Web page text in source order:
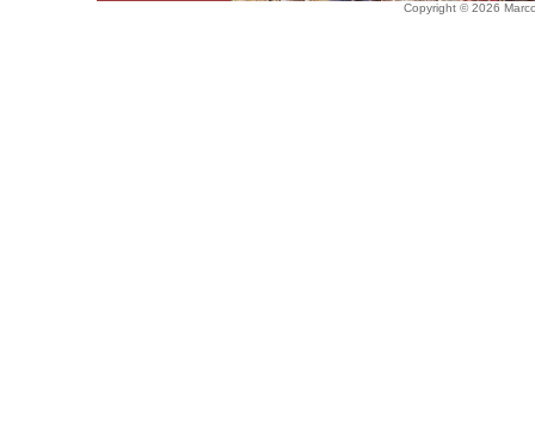
Copyright © 2026